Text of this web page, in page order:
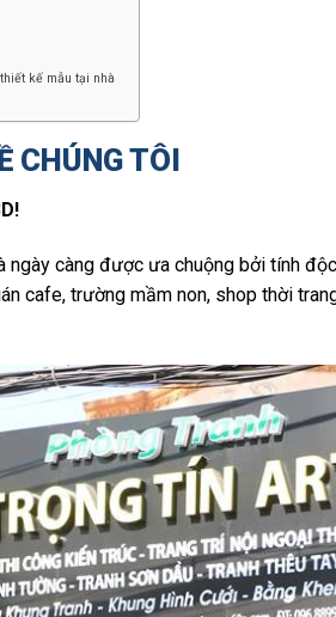
kế mẫu tại nhà
CHÚNG TÔI
càng được ưa chuộng bởi tính
cafe, trường mầm non, shop thời